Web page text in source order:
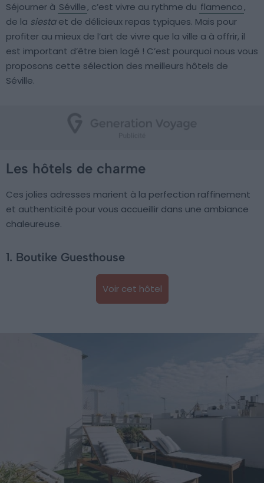
Séjourner à Séville, c’est vivre au rythme du flamenco,
de la siestaet de délicieux repas typiques. Mais pour
profiter au mieux de l’art de vivre que la ville a à offrir, il
est important d’être bien logé ! C’est pourquoi nous vous
proposons cette sélection des meilleurs hôtels de
Séville.
Les hôtels de charme
Ces jolies adresses marient à la perfection raffinement
et authenticité pour vous accueillir dans une ambiance
chaleureuse.
1. Boutike Guesthouse
Voir cet hôtel